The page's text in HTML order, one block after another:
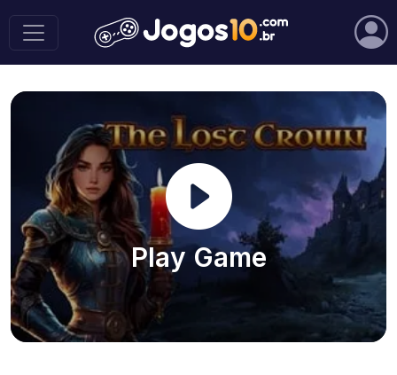
Play Game